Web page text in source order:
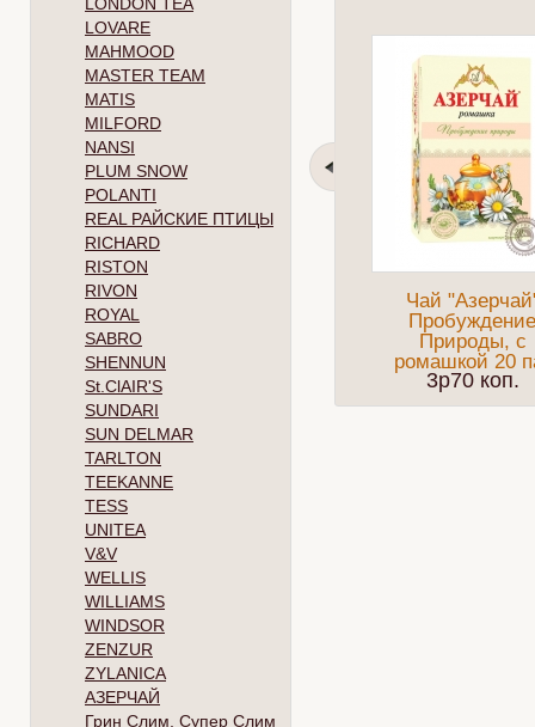
LOVARE
MAHMOOD
MASTER TEAM
MATIS
MILFORD
NANSI
PLUM SNOW
POLANTI
REAL РАЙСКИЕ ПТИЦЫ
RICHARD
RISTON
RIVON
ROYAL
SABRO
SHENNUN
St.ClAIR'S
SUNDARI
SUN DELMAR
TARLTON
TEEKANNE
TESS
UNITEA
V&V
WELLIS
WILLIAMS
WINDSOR
ZENZUR
ZYLANICA
АЗЕРЧАЙ
Грин Слим, Супер Слим
Чай
Природы, с
ромашкой 20
3p70 коп.